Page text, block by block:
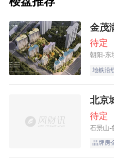
款申请流程：1、贷
者《北京钻诚》提出
时间；2、准备贷款
贷款申请贷款所需文
全；包括：本人配偶
证明、个人消费用途
证明；房屋所有权
证、户口簿、婚姻状
相关机构对抵押房进
金茂
待定
朝阳-东
地铁沿
北京
待定
石景山-
品牌房